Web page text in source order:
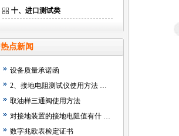
十、进口测试类
热点新闻
设备质量承诺函
2、接地电阻测试仪使用方法 …
取油样三通阀使用方法
对接地装置的接地电阻值有什 …
数字兆欧表检定证书